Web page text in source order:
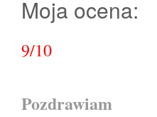
Moja ocena:
9/10
Pozdrawiam